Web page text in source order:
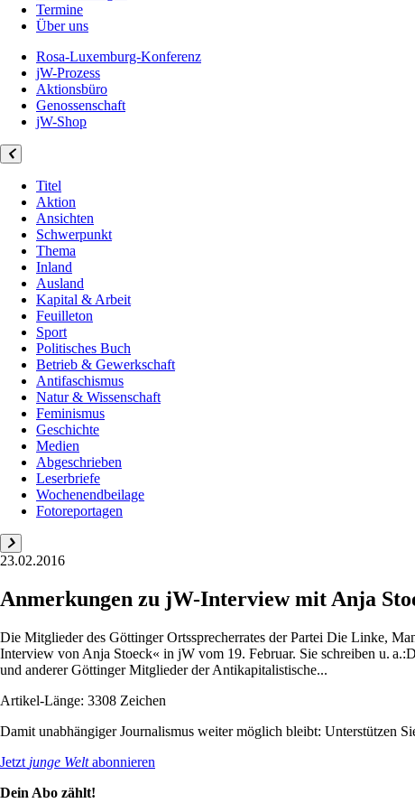
Termine
Über uns
Rosa-Luxemburg-Konferenz
jW-Prozess
Aktionsbüro
Genossenschaft
jW-Shop
Titel
Aktion
Ansichten
Schwerpunkt
Thema
Inland
Ausland
Kapital & Arbeit
Feuilleton
Sport
Politisches Buch
Betrieb & Gewerkschaft
Antifaschismus
Natur & Wissenschaft
Feminismus
Geschichte
Medien
Abgeschrieben
Leserbriefe
Wochenendbeilage
Fotoreportagen
23.02.2016
Anmerkungen zu jW-Interview mit Anja
Die Mitglieder des Göttinger Ortssprecherrates der Partei Die Linke,
Interview von Anja Stoeck« in jW vom 19. Februar. Sie schreiben u.
und anderer Göttinger Mitglieder der Antikapitalistische...
Artikel-Länge: 3308 Zeichen
Damit unabhängiger Journalismus weiter möglich bleibt: Unterstützen
Jetzt junge Weltabonnieren
Dein Abo zählt!